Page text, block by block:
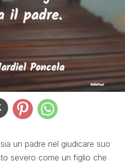
un padre nel giudicare suo
severo come un figlio che